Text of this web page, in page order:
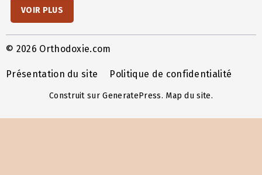
VOIR PLUS
© 2026 Orthodoxie.com
Présentation du site Politique de confidentialité
Construit surGeneratePress. Map du site.